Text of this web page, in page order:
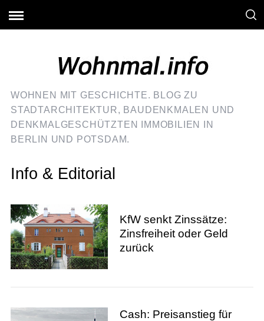
WOHNEN MIT GESCHICHTE. BLOG ZU
STADTARCHITEKTUR, BAUDENKMALEN UND
DENKMALGESCHÜTZTEN IMMOBILIEN IN
BERLIN UND POTSDAM.
Info & Editorial
KfW senkt Zinssätze:
Zinsfreiheit oder Geld
zurück
Cash: Preisanstieg für